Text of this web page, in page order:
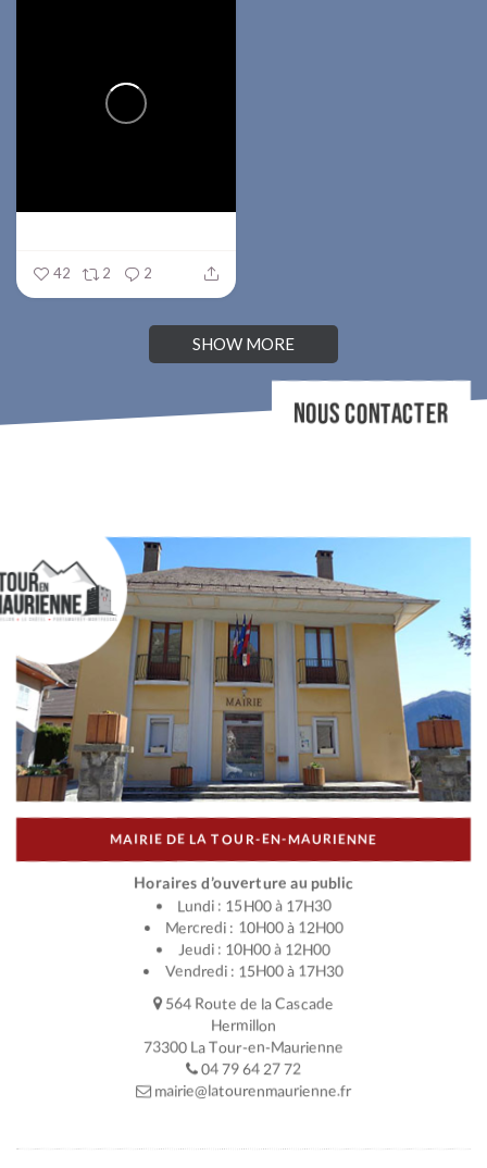
42 2 2
SHOW MORE
NOUS CONTACTER
MAIRIE DE LA TOUR-EN-MAURIENNE
Horaires d’ouverture au public
Lundi : 15H00 à 17H30
Mercredi : 10H00 à 12H00
Jeudi : 10H00 à 12H00
Vendredi : 15H00 à 17H30
564 Route de la Cascade
Hermillon
73300 La Tour-en-Maurienne
04 79 64 27 72
mairie@latourenmaurienne.fr